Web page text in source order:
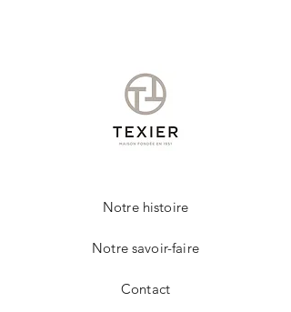
Notre histoire
Notre savoir-faire
Contact